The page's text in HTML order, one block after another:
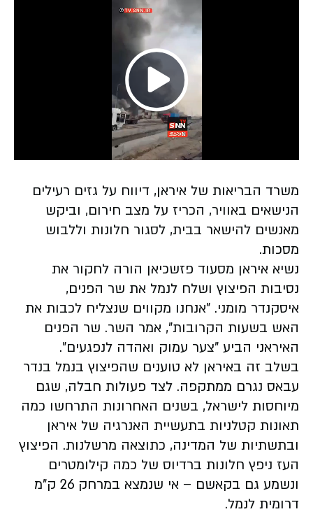
Play
Video
משרד הבריאות של איראן, דיווח על גזים רעילים
הנישאים באוויר, הכריז על מצב חירום, וביקש
מאנשים להישאר בבית, לסגור חלונות וללבוש
מסכות.
נשיא איראן מסעוד פזשכיאן הורה לחקור את
נסיבות הפיצוץ ושלח לנמל את שר הפנים,
איסקנדר מומני. "אנחנו מקווים שנצליח לכבות את
האש בשעות הקרובות", אמר השר. שר הפנים
האיראני הביע "צער עמוק ואהדה לנפגעים".
בשלב זה באיראן לא טוענים שהפיצוץ בנמל בנדר
עבאס נגרם ממתקפה. לצד פעולות חבלה, שגם
מיוחסות לישראל, בשנים האחרונות התרחשו כמה
תאונות קטלניות בתעשיית האנרגיה של איראן
ובתשתיות של המדינה, כתוצאה מרשלנות. הפיצוץ
העז ניפץ חלונות ברדיוס של כמה קילומטרים
ונשמע גם בקאשם – אי שנמצא במרחק 26 ק"מ
דרומית לנמל.